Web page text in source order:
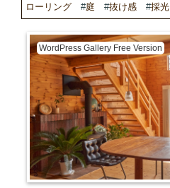
ローリング #庭 #抜け感 #採光
WordPress Gallery Free Version